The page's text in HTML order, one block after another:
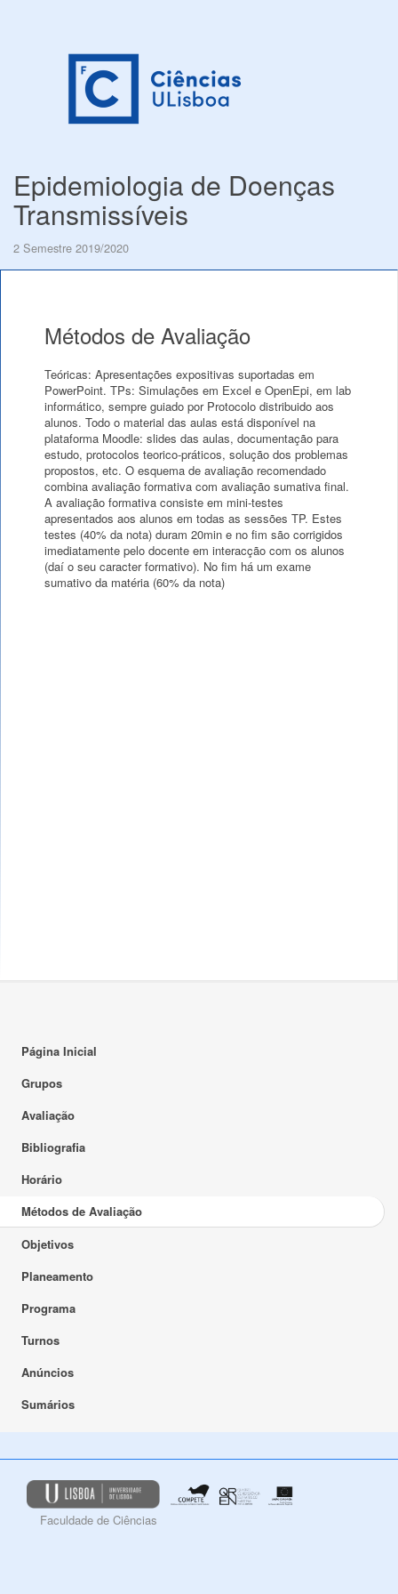
Epidemiologia de Doenças
Transmissíveis
2 Semestre 2019/2020
Métodos de Avaliação
Teóricas: Apresentações expositivas suportadas em
PowerPoint. TPs: Simulações em Excel e OpenEpi, em lab
informático, sempre guiado por Protocolo distribuido aos
alunos. Todo o material das aulas está disponível na
plataforma Moodle: slides das aulas, documentação para
estudo, protocolos teorico-práticos, solução dos problemas
propostos, etc. O esquema de avaliação recomendado
combina avaliação formativa com avaliação sumativa final.
A avaliação formativa consiste em mini-testes
apresentados aos alunos em todas as sessões TP. Estes
testes (40% da nota) duram 20min e no fim são corrigidos
imediatamente pelo docente em interacção com os alunos
(daí o seu caracter formativo). No fim há um exame
sumativo da matéria (60% da nota)
Página Inicial
Grupos
Avaliação
Bibliografia
Horário
Métodos de Avaliação
Objetivos
Planeamento
Programa
Turnos
Anúncios
Sumários
Faculdade de Ciências